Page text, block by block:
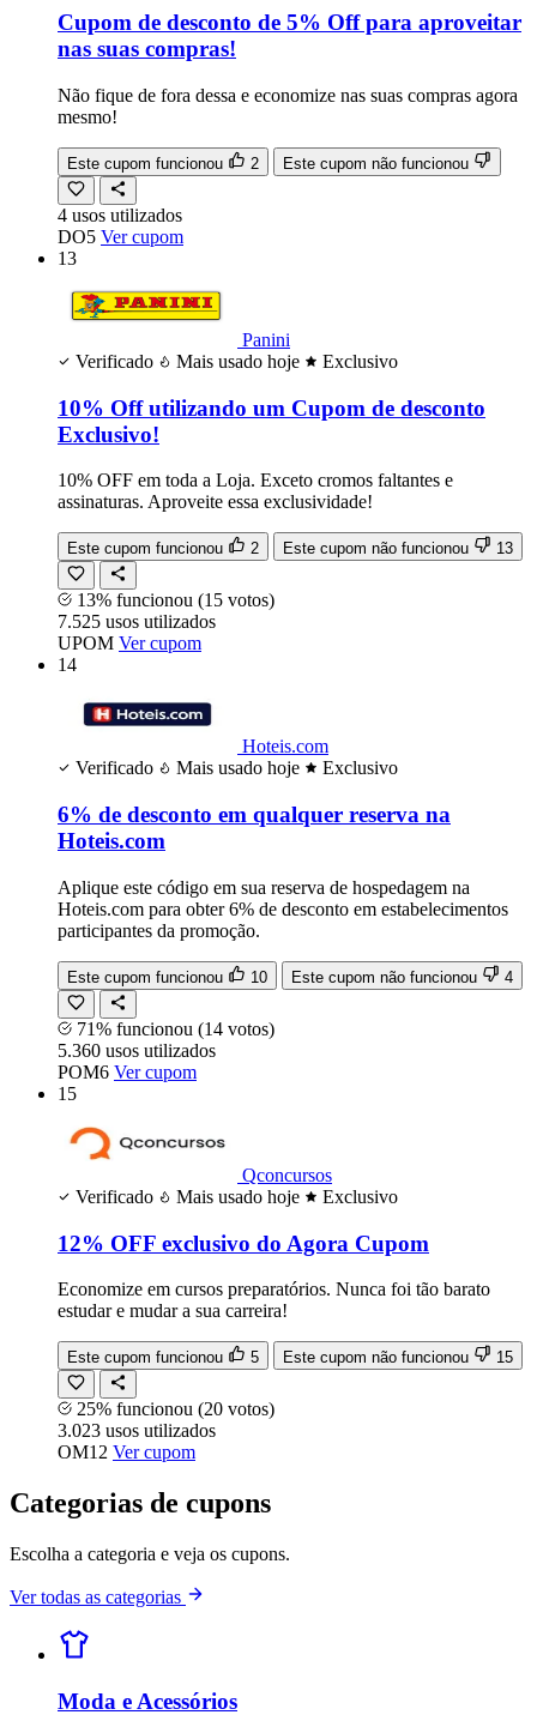
Cupom de desconto de 5% Off para aproveitar
nas suas compras!
Não fique de fora dessa e economize nas suas compras agora
mesmo!
Este cupom funcionou 2 Este cupom não funcionou
4 usos utilizados
DO5 Ver cupom
13
Panini
Verificado
Mais usado hoje Exclusivo
10% Off utilizando um Cupom de desconto
Exclusivo!
10% OFF em toda a Loja. Exceto cromos faltantes e
assinaturas. Aproveite essa exclusividade!
Este cupom funcionou 2 Este cupom não funcionou 13
13% funcionou (15 votos)
7.525 usos utilizados
UPOM Ver cupom
14
Hoteis.com
Verificado
Mais usado hoje Exclusivo
6% de desconto em qualquer reserva na
Hoteis.com
Aplique este código em sua reserva de hospedagem na
Hoteis.com para obter 6% de desconto em estabelecimentos
participantes da promoção.
Este cupom funcionou 10 Este cupom não funcionou 4
71% funcionou (14 votos)
5.360 usos utilizados
POM6 Ver cupom
15
Qconcursos
Verificado
Mais usado hoje Exclusivo
12% OFF exclusivo do Agora Cupom
Economize em cursos preparatórios. Nunca foi tão barato
estudar e mudar a sua carreira!
Este cupom funcionou 5 Este cupom não funcionou 15
25% funcionou (20 votos)
3.023 usos utilizados
OM12 Ver cupom
Categorias de cupons
Escolha a categoria e veja os cupons.
Ver todas as categorias
Moda e Acessórios